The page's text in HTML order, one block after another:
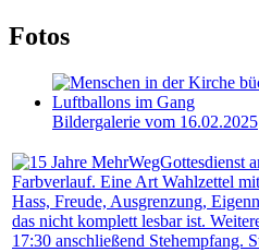
Fotos
Bildergalerie vom 16.02.2025